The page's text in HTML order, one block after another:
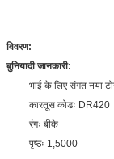
विवरण:
बुनियादी जानकारी:
भाई के लिए संगत नया
कारतूस कोडः DR420
रंगः बीके
पृष्ठः 1,5000